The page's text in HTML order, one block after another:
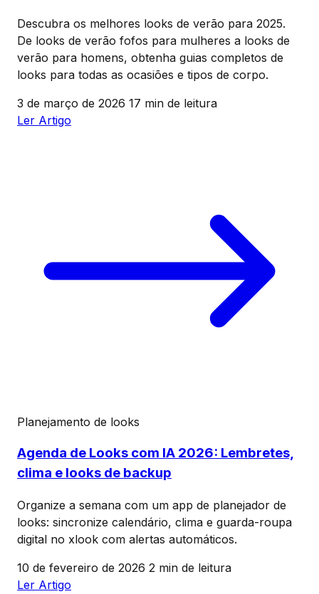
Descubra os melhores looks de verão para 2025.
De looks de verão fofos para mulheres a looks de
verão para homens, obtenha guias completos de
looks para todas as ocasiões e tipos de corpo.
3 de março de 2026 17 min de leitura
Ler Artigo
Planejamento de looks
Agenda de Looks com IA 2026: Lembretes,
clima e looks de backup
Organize a semana com um app de planejador de
looks: sincronize calendário, clima e guarda-roupa
digital no xlook com alertas automáticos.
10 de fevereiro de 2026 2 min de leitura
Ler Artigo